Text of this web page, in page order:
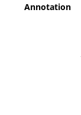
Annotation